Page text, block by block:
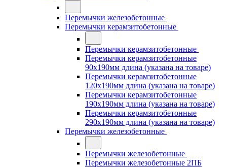
Перемычки железобетонные
Перемычки керамзитобетонные
Перемычки керамзитобетонные
Перемычки керамзитобетонные
90x190мм длина (указана на товаре)
Перемычки керамзитобетонные
120x190мм длина (указана на товаре)
Перемычки керамзитобетонные
190x190мм длина (указана на товаре)
Перемычки керамзитобетонные
290x190мм длина (указана на товаре)
Перемычки железобетонные
Перемычки железобетонные
Перемычки железобетонные 2ПБ